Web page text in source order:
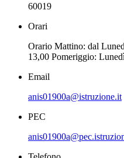
60019
Orari
Orario Mattino: dal
13,00 Pomeriggio:
Email
anis01900a@istruzione.it
PEC